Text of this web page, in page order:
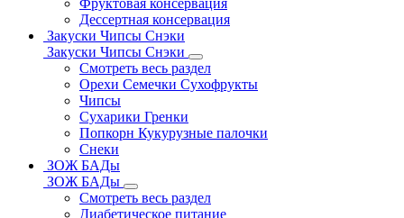
Фруктовая консервация
Дессертная консервация
Закуски Чипсы Снэки
Закуски Чипсы Снэки
Смотреть весь раздел
Орехи Семечки Сухофрукты
Чипсы
Сухарики Гренки
Попкорн Кукурузные палочки
Снеки
ЗОЖ БАДы
ЗОЖ БАДы
Смотреть весь раздел
Диабетическое питание